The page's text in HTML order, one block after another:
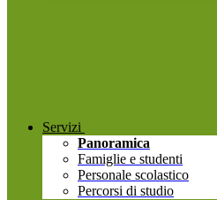
Servizi
Panoramica
Famiglie e studenti
Personale scolastico
Percorsi di studio